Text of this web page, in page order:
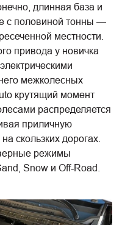
длинная база и
с половиной тонны —
местности.
привода у новичка
межколесных
крутящий момент
распределяется
приличную
скользких дорогах.
режимы
Snow и Off-Road.